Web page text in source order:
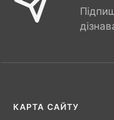
КАРТА САЙТУ